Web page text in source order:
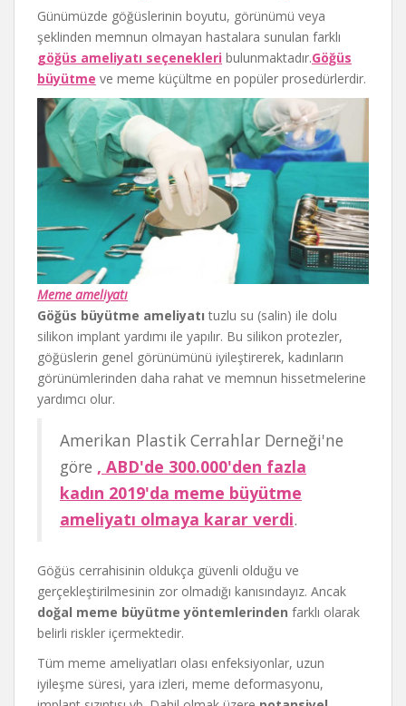
Günümüzde göğüslerinin boyutu, görünümü veya
şeklinden memnun olmayan hastalara sunulan farklı
göğüs ameliyatı seçenekleri bulunmaktadır.Göğüs
büyütme ve meme küçültme en popüler prosedürlerdir.
Meme ameliyatı
Göğüs büyütme ameliyatı tuzlu su (salin) ile dolu
silikon implant yardımı ile yapılır. Bu silikon protezler,
göğüslerin genel görünümünü iyileştirerek, kadınların
görünümlerinden daha rahat ve memnun hissetmelerine
yardımcı olur.
Amerikan Plastik Cerrahlar Derneği'ne
göre , ABD'de 300.000'den fazla
kadın 2019'da meme büyütme
ameliyatı olmaya karar verdi.
Göğüs cerrahisinin oldukça güvenli olduğu ve
gerçekleştirilmesinin zor olmadığı kanısındayız. Ancak
doğal meme büyütme yöntemlerinden farklı olarak
belirli riskler içermektedir.
Tüm meme ameliyatları olası enfeksiyonlar, uzun
iyileşme süresi, yara izleri, meme deformasyonu,